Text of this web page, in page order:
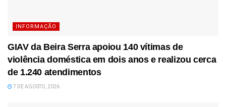
INFORMAÇÃO
GIAV da Beira Serra apoiou 140 vítimas de
violência doméstica em dois anos e realizou cerca
de 1.240 atendimentos
7 DE AGOSTO, 2026